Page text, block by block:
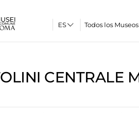
Todos los
CENTRALE